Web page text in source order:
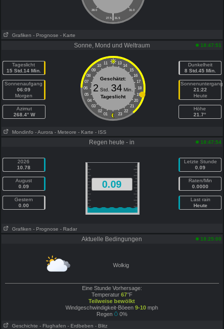
28.0 31.0
|
27.5 31.5
Grafiken - Prognose - Karte
Sonne, Mond und Weltraum 18:47:51
Tageslicht
15 Std.14 Min.
Sonnenaufgang
06:09
Morgen
Azimut
268.4° W
11 13
10
14
09
15
08
16
07
17
06
18
05
19
04
20
03
21
02
22
01 23
Geschätzt:
2 Std. 34Min.
Tageslicht
Dunkelheit
8 Std.45 Min.
Sonnenuntergang
21:22
Heute
Höhe
21.7°
Mondinfo - Aurora - Meteore - Karte - ISS
Regen heute - in 18:47:54
2026
10.78
August
0.09
Gestern
0.00
0.09
Letzte Stunde
0.09
Raten/Min
0.0000
Last rain
Heute
Grafiken - Prognose - Radar
Aktuelle Bedingungen 18:25:00
Wolkig
Eine Stunde Vorhersage:
Temperatur 67°F
Teilweise bewölkt
Windgeschwindigkeit-Böeen 9-10 mph
Regen
0%
Geschichte - Flughafen - Erdbeben - Blitz